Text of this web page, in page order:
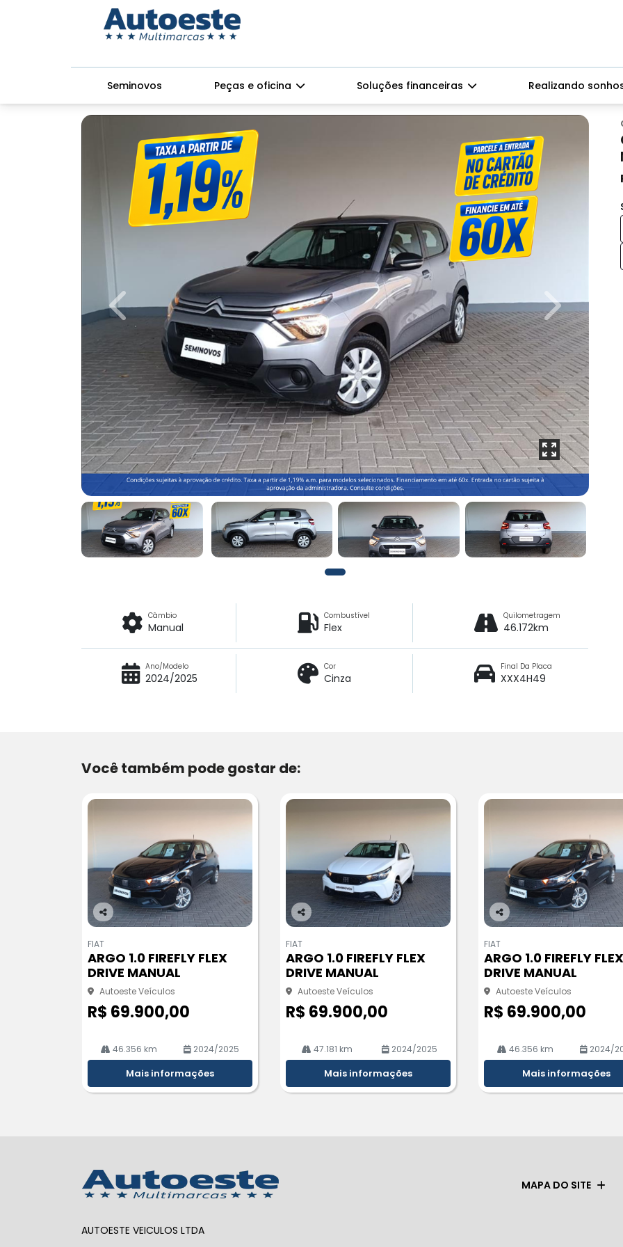
Seminovos Peças e oficina Soluções financeiras Realizando
Previous Next
Câmbio
Manual
Combustível
Flex
Quilometragem
46.172km
Ano/Modelo
2024/2025
Cor
Cinza
Final Da Placa
XXX4H49
Você também pode gostar de:
Co
pa
rtil
he
FIAT
ARGO 1.0 FIREFLY FLEX
DRIVE MANUAL
Autoeste Veículos
R$ 69.900,00
46.356 km 2024/2025
Mais informações
Co
pa
rtil
he
FIAT
ARGO 1.0 FIREFLY FLEX
DRIVE MANUAL
Autoeste Veículos
R$ 69.900,00
47.181 km 2024/2025
Mais informações
Co
pa
rtil
he
FIAT
ARGO 1.0 FIREFLY FLEX
DRIVE MANUAL
Autoeste Veículos
R$ 69.900,00
46.356 km 2024/
Mais informações
MAPA DO SITE
AUTOESTE VEICULOS LTDA